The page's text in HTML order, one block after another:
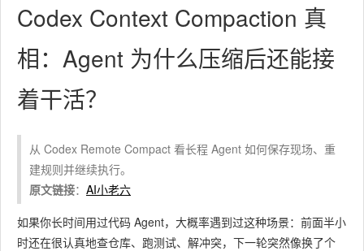
Codex Context Compaction 真
相：Agent 为什么压缩后还能接
着干活？
从 Codex Remote Compact 看长程 Agent 如何保存现场、重
建规则并继续执行。
原文链接： AI小老六
如果你长时间用过代码 Agent，大概率遇到过这种场景：前面半小
时还在很认真地查仓库、跑测试、解冲突，下一轮突然像换了个